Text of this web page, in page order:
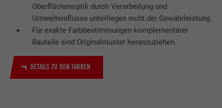
Oberflächenoptik durch Verarbeitung und
Umwelteinflüsse unterliegen nicht der Gewährleistung.
Für exakte Farbbestimmungen komplementärer
Bauteile sind Originalmuster heranzuziehen.
DETAILS ZU DEN FARBEN